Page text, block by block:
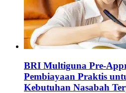
BRI Multiguna Pre-
Pembiayaan Praktis
Kebutuhan Nasabah